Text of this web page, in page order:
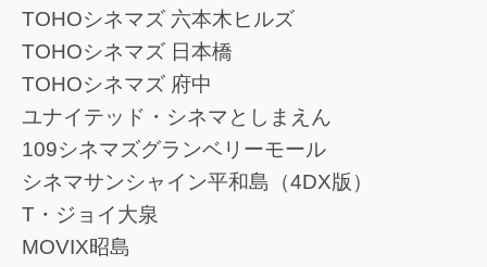
TOHOシネマズ 六本木ヒルズ
TOHOシネマズ 日本橋
TOHOシネマズ 府中
ユナイテッド・シネマとしまえん
109シネマズグランベリーモール
シネマサンシャイン平和島（4DX版）
T・ジョイ大泉
MOVIX昭島